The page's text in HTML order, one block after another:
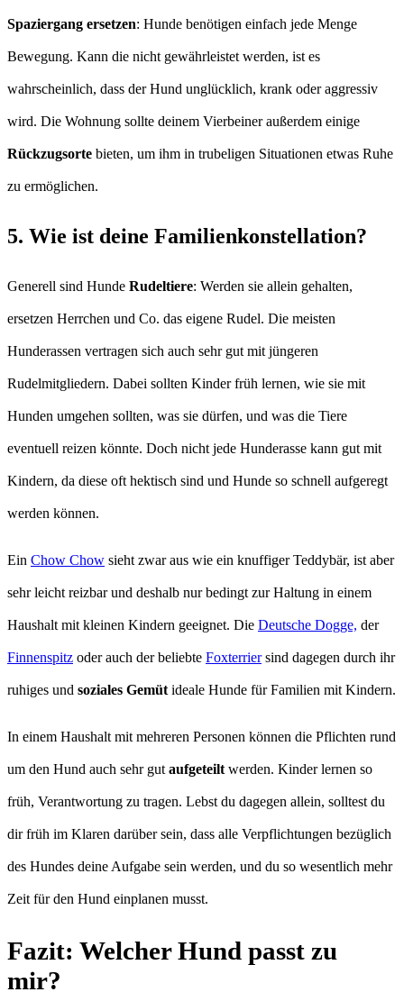
Spaziergang ersetzen: Hunde benötigen einfach jede Menge
Bewegung. Kann die nicht gewährleistet werden, ist es
wahrscheinlich, dass der Hund unglücklich, krank oder aggressiv
wird. Die Wohnung sollte deinem Vierbeiner außerdem einige
Rückzugsorte bieten, um ihm in trubeligen Situationen etwas Ruhe
zu ermöglichen.
5. Wie ist deine Familienkonstellation?
Generell sind Hunde Rudeltiere: Werden sie allein gehalten,
ersetzen Herrchen und Co. das eigene Rudel. Die meisten
Hunderassen vertragen sich auch sehr gut mit jüngeren
Rudelmitgliedern. Dabei sollten Kinder früh lernen, wie sie mit
Hunden umgehen sollten, was sie dürfen, und was die Tiere
eventuell reizen könnte. Doch nicht jede Hunderasse kann gut mit
Kindern, da diese oft hektisch sind und Hunde so schnell aufgeregt
werden können.
Ein Chow Chow sieht zwar aus wie ein knuffiger Teddybär, ist aber
sehr leicht reizbar und deshalb nur bedingt zur Haltung in einem
Haushalt mit kleinen Kindern geeignet. Die Deutsche Dogge, der
Finnenspitz oder auch der beliebte Foxterriersind dagegen durch ihr
ruhiges und soziales Gemüt ideale Hunde für Familien mit Kindern.
In einem Haushalt mit mehreren Personen können die Pflichten rund
um den Hund auch sehr gut aufgeteilt werden. Kinder lernen so
früh, Verantwortung zu tragen. Lebst du dagegen allein, solltest du
dir früh im Klaren darüber sein, dass alle Verpflichtungen bezüglich
des Hundes deine Aufgabe sein werden, und du so wesentlich mehr
Zeit für den Hund einplanen musst.
Fazit: Welcher Hund passt zu
mir?